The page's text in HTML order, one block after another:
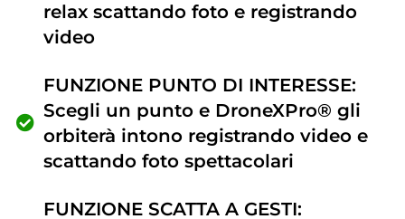
relax scattando foto e registrando
video
FUNZIONE PUNTO DI INTERESSE:
Scegli un punto e DroneXPro® gli
orbiterà intono registrando video e
scattando foto spettacolari
FUNZIONE SCATTA A GESTI: